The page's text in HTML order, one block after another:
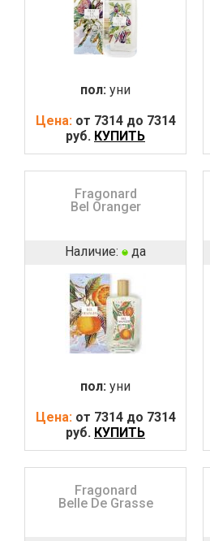
пол: уни
Цена: от 7314 до 7314
руб. КУПИТЬ
Fragonard
Bel Oranger
Наличие: да
пол: уни
Цена: от 7314 до 7314
руб. КУПИТЬ
Fragonard
Belle De Grasse